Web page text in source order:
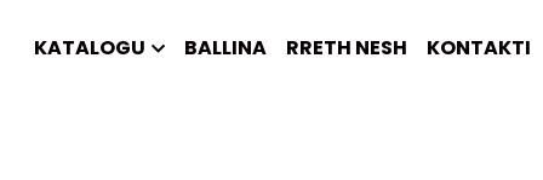
KATALOGU BALLINA RRETH NESH KONTAKTI